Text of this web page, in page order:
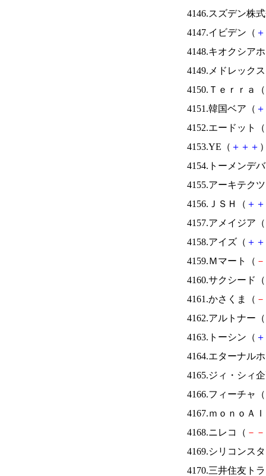
4146.スズデン株
4147.イビデン（ ＋
4148.キオクシア
4149.メドレック
4150.Ｔｅｒｒａ（
4151.韓国ベア（ ＋
4152.エードット（
4153.YE（ ＋ ＋ ＋
4154.トーメンデ
4155.アーキテク
4156.ＪＳＨ（ ＋ ＋
4157.アメイジア（
4158.アイズ（ ＋ ＋
4159.Ｍマート（ －
4160.サクシード（
4161.かさくま（ －
4162.アルトナー（
4163.トーシン（ ＋
4164.エターナル
4165.ジィ・シィ
4166.フィーチャ（
4167.ｍｏｎｏＡ
4168.ニレコ（ － －
4169.シリコンス
4170.三井住友ト